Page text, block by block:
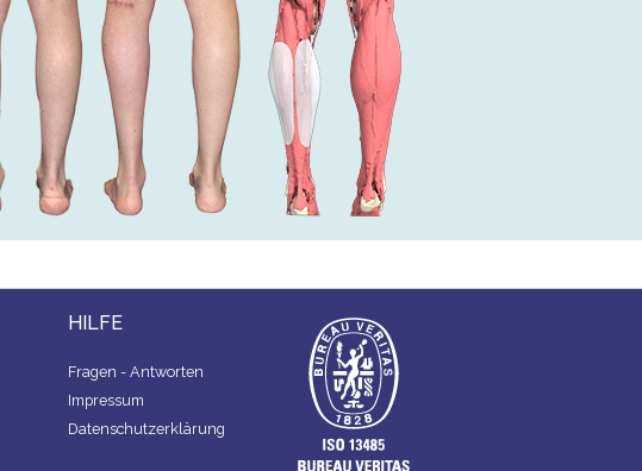
HILFE
Fragen - Antworten
Impressum
Datenschutzerklärung